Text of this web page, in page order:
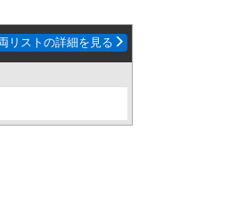
リストの詳細を見る